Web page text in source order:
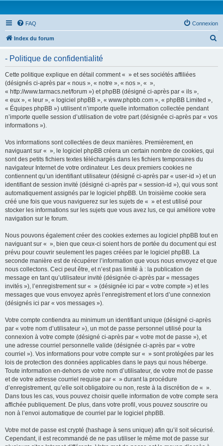
FAQ Connexion
Index du forum
- Politique de confidentialité
Cette politique explique en détail comment « » et ses sociétés affiliées
(désignés ci-après par « nous », « notre », « nos », « »,
« http://www.tarmacs.net/forum ») et phpBB (désigné ci-après par « ils »,
« eux », « leur », « logiciel phpBB », « www.phpbb.com », « phpBB Limited »,
« Équipes phpBB ») utilisent n’importe quelle information collectée pendant
n’importe quelle session d’utilisation de votre part (désignée ci-après par « vos
informations »).
Vos informations sont collectées de deux manières. Premièrement, en
naviguant sur « », le logiciel phpBB créera un certain nombre de cookies, qui
sont des petits fichiers textes téléchargés dans les fichiers temporaires du
navigateur Internet de votre ordinateur. Les deux premiers cookies ne
contiennent qu’un identifiant utilisateur (désigné ci-après par « user-id ») et un
identifiant de session invité (désigné ci-après par « session-id »), qui vous sont
automatiquement assignés par le logiciel phpBB. Un troisième cookie sera
créé une fois que vous naviguerez sur les sujets de « » et est utilisé pour
stocker les informations sur les sujets que vous avez lus, ce qui améliore votre
navigation sur le forum.
Nous pouvons également créer des cookies externes au logiciel phpBB tout en
naviguant sur « », bien que ceux-ci soient hors de portée du document qui est
prévu pour couvrir seulement les pages créées par le logiciel phpBB. La
seconde manière est de récupérer l’information que vous nous envoyez et que
nous collectons. Ceci peut être, et n’est pas limité à : la publication de
message en tant qu’utilisateur invité (désignée ci-après par « messages
invités »), l’enregistrement sur « » (désignée ici par « votre compte ») et les
messages que vous envoyez après l’enregistrement et lors d’une connexion
(désignés ici par « vos messages »).
Votre compte contiendra au minimum un identifiant unique (désigné ci-après
par « votre nom d’utilisateur »), un mot de passe personnel utilisé pour la
connexion à votre compte (désigné ci-après par « votre mot de passe »), et
une adresse courriel personnelle valide (désignée ci-après par « votre
courriel »). Vos informations pour votre compte sur « » sont protégées par les
lois de protection des données applicables dans le pays qui nous héberge.
Toute information en-dehors de votre nom d’utilisateur, de votre mot de passe
et de votre adresse courriel requise par « » durant la procédure
d’enregistrement, qu’elle soit obligatoire ou non, reste à la discrétion de « ».
Dans tous les cas, vous pouvez choisir quelle information de votre compte sera
affichée publiquement. De plus, dans votre profil, vous pouvez souscrire ou
non à l’envoi automatique de courriel par le logiciel phpBB.
Votre mot de passe est crypté (hashage à sens unique) afin qu’il soit sécurisé.
Cependant, il est recommandé de ne pas utiliser le même mot de passe sur